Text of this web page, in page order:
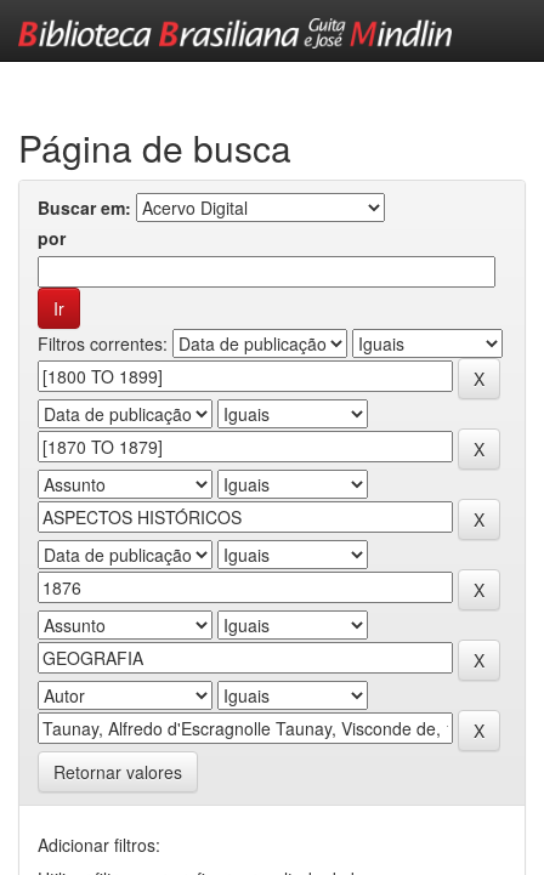
Página de busca
Buscar em:
por
Filtros correntes:
Retornar valores
Adicionar filtros: